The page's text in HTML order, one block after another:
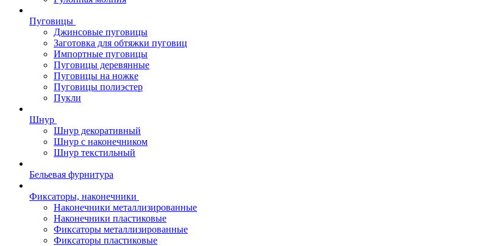
Пуговицы
Джинсовые пуговицы
Заготовка для обтяжки пуговиц
Импортные пуговицы
Пуговицы деревянные
Пуговицы на ножке
Пуговицы полиэстер
Пукли
Шнур
Шнур декоративный
Шнур с наконечником
Шнур текстильный
Бельевая фурнитура
Фиксаторы, наконечники
Наконечники металлизированные
Наконечники пластиковые
Фиксаторы металлизированные
Фиксаторы пластиковые